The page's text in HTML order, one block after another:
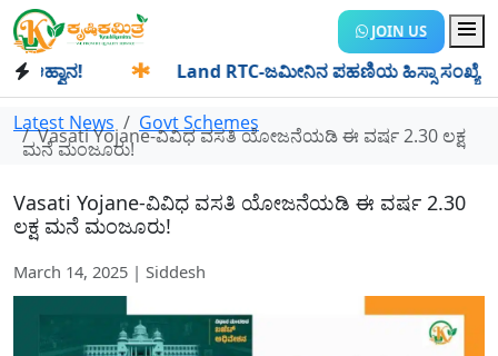
JOIN US
Land RTC-ಜಮೀನಿನ ಪಹಣಿಯ ಹಿಸ್ಸಾ ಸಂಖ್ಯೆ
Latest News Govt Schemes
Vasati Yojane-ವಿವಿಧ ವಸತಿ ಯೋಜನೆಯಡಿ ಈ ವರ್ಷ 2.30 ಲಕ್ಷ
ಮನೆ ಮಂಜೂರು!
Vasati Yojane-ವಿವಿಧ ವಸತಿ ಯೋಜನೆಯಡಿ ಈ ವರ್ಷ 2.30
ಲಕ್ಷ ಮನೆ ಮಂಜೂರು!
March 14, 2025 | Siddesh